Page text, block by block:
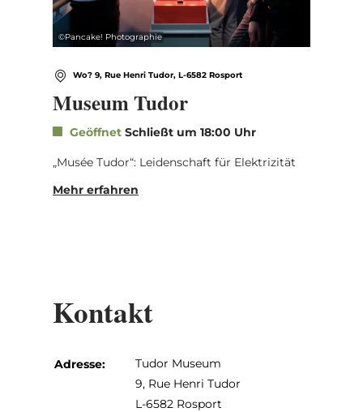
©Pancake! Photographie
Wo? 9, Rue Henri Tudor, L-6582 Rosport
Museum Tudor
Geöffnet Schließt um 18:00 Uhr
„Musée Tudor“: Leidenschaft für Elektrizität
Mehr erfahren
Kontakt
Adresse:
Tudor Museum
9, Rue Henri Tudor
L-6582 Rosport